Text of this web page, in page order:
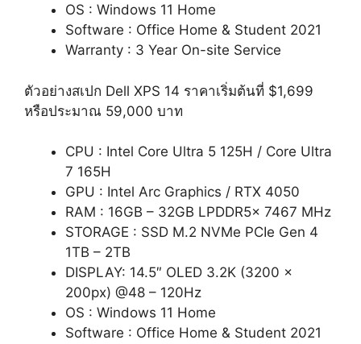
OS : Windows 11 Home
Software : Office Home & Student 2021
Warranty : 3 Year On-site Service
ตัวอย่างสเปก Dell XPS 14 ราคาเริ่มต้นที่ $1,699
หรือประมาณ 59,000 บาท
CPU : Intel Core Ultra 5 125H / Core Ultra
7 165H
GPU : Intel Arc Graphics / RTX 4050
RAM : 16GB – 32GB LPDDR5x 7467 MHz
STORAGE : SSD M.2 NVMe PCIe Gen 4
1TB – 2TB
DISPLAY: 14.5″ OLED 3.2K (3200 x
200px) @48 – 120Hz
OS : Windows 11 Home
Software : Office Home & Student 2021